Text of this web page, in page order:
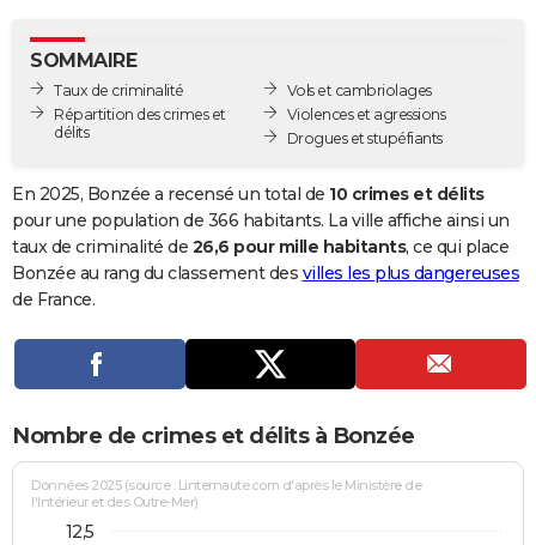
GUIDES D'ACHAT
BONS PLANS
Carte de Noël
Carte Bonne année
Carte Saint-Valentin
Carte Pâques
Carte d'anniversaire
DICTIONNAIRE
Dictionnaire
Biographies
Citations
Expressions
Proverbes
PROGRAMME TV
Se connecter
Entreprises
Service militaire
Avis de recherche
AVIS DE DÉCÈS
Bricolage
Lifestyle
Culture
Sport
Auto
Television
Voyage
Cinema
SOMMAIRE
Taux de criminalité
Répartition des crimes et
délits
Vols et cambriolages
Violences et agressions
Drogues et stupéfiants
En 2025, Bonzée a recensé un total de 10 crimes et délits
pour une population de 366 habitants. La ville affiche ainsi un
taux de criminalité de 26,6 pour mille habitants, ce qui place
Bonzée au rang du classement des villes les plus dangereuses
de France.
Nombre de crimes et délits à Bonzée
Données 2025 (source : Linternaute.com d'après le Ministère de
l'Intérieur et des Outre-Mer)
12,5